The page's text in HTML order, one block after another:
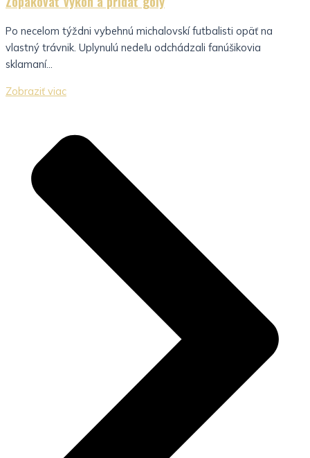
Po necelom týždni vybehnú michalovskí futbalisti opäť na
vlastný trávnik. Uplynulú nedeľu odchádzali fanúšikovia
sklamaní...
Zobraziť viac